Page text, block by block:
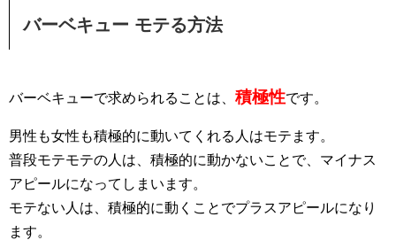
バーベキュー モテる方法
バーベキューで求められることは、 積極性です。
男性も女性も積極的に動いてくれる人はモテます。
普段モテモテの人は、積極的に動かないことで、マイナス
アピールになってしまいます。
モテない人は、積極的に動くことでプラスアピールになり
ます。